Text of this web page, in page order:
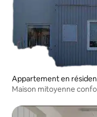
Appartement en
Maison mitoyenne